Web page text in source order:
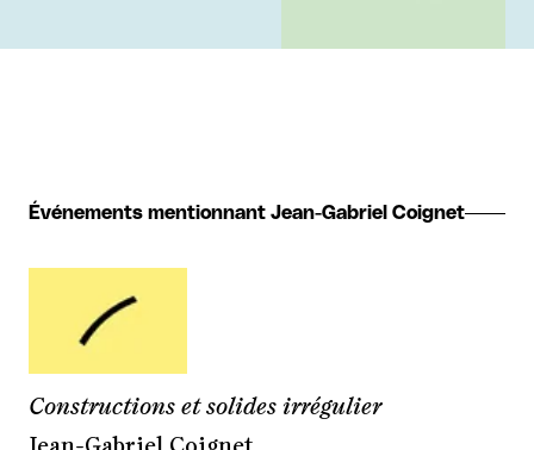
Événements mentionnant Jean-Gabriel Coignet
Constructions et solides irrégulier